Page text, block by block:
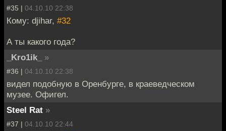
#35 | 04.10.10 22:38
Кому: djihar, #32
А ты какого года?
_Kro1ik_
»
#36 | 04.10.10 22:38
видел подобную в Оренбурге, в краеведческом
музее. Офигел.
Steel Rat »
#37 | 04.10.10 22:44